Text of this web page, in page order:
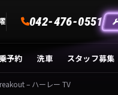
042-476-0551
予約 洗車 スタッフ募集
– ハーレー TV